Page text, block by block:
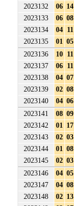
2023132
06 14
2023133
06 08
2023134
04 11
2023135
01 05
2023136
10 11
2023137
06 11
2023138
04 07
2023139
02 08
2023140
04 06
2023141
08 09
2023142
01 17
2023143
02 03
2023144
01 08
2023145
02 03
2023146
04 05
2023147
04 08
2023148
02 13